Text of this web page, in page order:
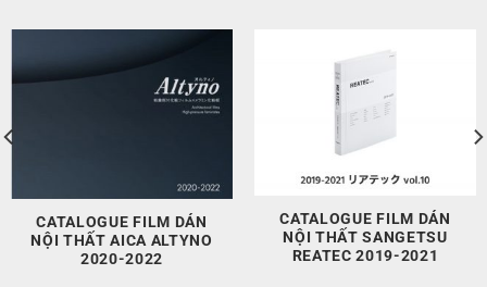
CATALOGUE FILM DÁN
NỘI THẤT AICA ALTYNO
2020-2022
CATALOGUE FILM DÁN
NỘI THẤT SANGETSU
REATEC 2019-2021